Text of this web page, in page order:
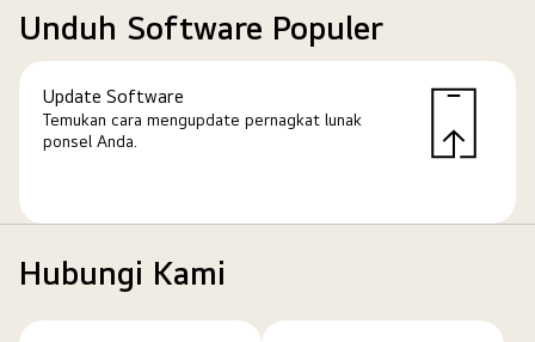
Unduh Software Populer
Update Software
Temukan cara mengupdate pernagkat lunak
ponsel Anda.
Hubungi Kami